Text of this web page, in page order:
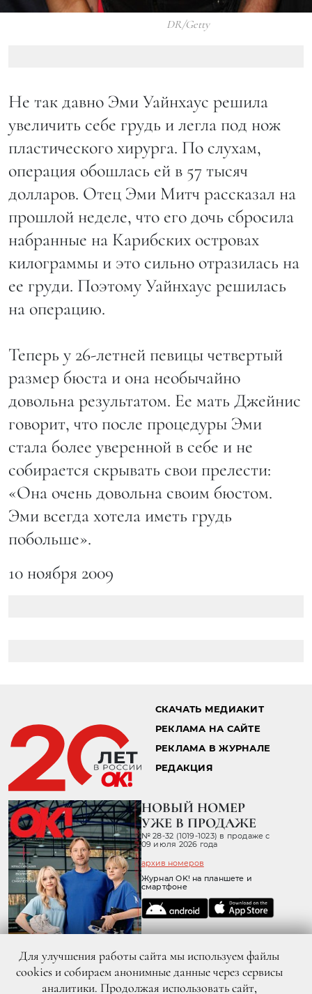
DR/Getty
Не так давно Эми Уайнхаус решила
увеличить себе грудь и легла под нож
пластического хирурга. По слухам,
операция обошлась ей в 57 тысяч
долларов. Отец Эми Митч рассказал на
прошлой неделе, что его дочь сбросила
набранные на Карибских островах
килограммы и это сильно отразилась на
ее груди. Поэтому Уайнхаус решилась
на операцию.
Теперь у 26-летней певицы четвертый
размер бюста и она необычайно
довольна результатом. Ее мать Джейнис
говорит, что после процедуры Эми
стала более уверенной в себе и не
собирается скрывать свои прелести:
«Она очень довольна своим бюстом.
Эми всегда хотела иметь грудь
побольше».
10 ноября 2009
СКАЧАТЬ МЕДИАКИТ
РЕКЛАМА НА САЙТЕ
РЕКЛАМА В ЖУРНАЛЕ
РЕДАКЦИЯ
НОВЫЙ НОМЕР
УЖЕ В ПРОДАЖЕ
№ 28-32 (1019-1023) в продаже с
09 июля 2026 года
архив номеров
Журнал OK! на планшете и
смартфоне
Для улучшения работы сайта мы используем файлы
cookies и собираем анонимные данные через сервисы
аналитики. Продолжая использовать сайт,